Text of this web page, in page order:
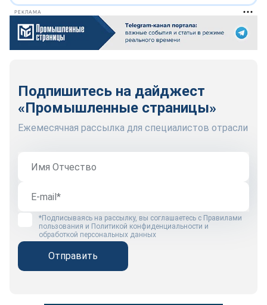
РЕКЛАМА
Подпишитесь на дайджест
«Промышленные страницы»
Ежемесячная рассылка для специалистов отрасли
*Подписываясь на рассылку, вы соглашаетесь с Правилами
пользования и Политикой конфиденциальности и
обработкой персональных данных
Отправить